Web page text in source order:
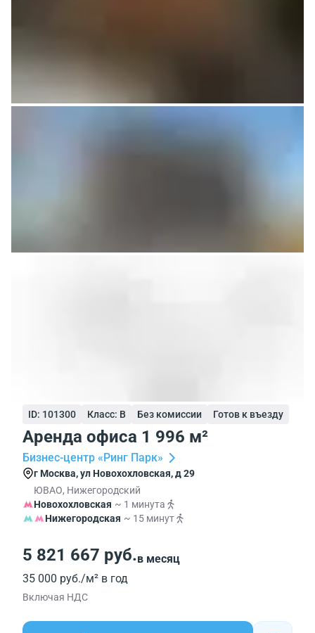
ID: 101300 Класс: B Без комиссии Готов к въезду
Аренда офиса 1 996 м²
Бизнес-центр «Ринг Парк»
г Москва, ул Новохохловская, д 29
ЮВАО, Нижегородский
Новохохловская ~ 1 минута
Нижегородская ~ 15 минут
5 821 667 руб.в месяц
35 000 руб./м² в год
Включая НДС